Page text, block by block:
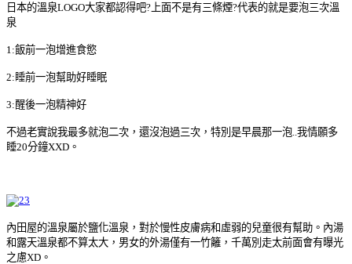
日本的溫泉LOGO大家都認得吧?上面不是有三條煙?代表的就是要泡三次溫
泉
1:飯前一泡增進食慾
2:睡前一泡幫助好睡眠
3:醒後一泡精神好
不過老實說我最多就泡二次，還沒泡過三次，特別是早晨那一泡..我情願多
睡20分鐘XXD。
內田屋的溫泉屬於鹽化溫泉，對於慢性皮膚病和虛弱的兒童很有幫助。內湯
和露天溫泉都不算太大，男女的外湯僅有一竹籬，千萬別走太前面會有曝光
之慮XD。